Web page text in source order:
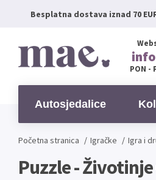
Besplatna dostava iznad 70
PON -
Autosjedalice
Početna stranica / Igračke / Igra i
Puzzle -